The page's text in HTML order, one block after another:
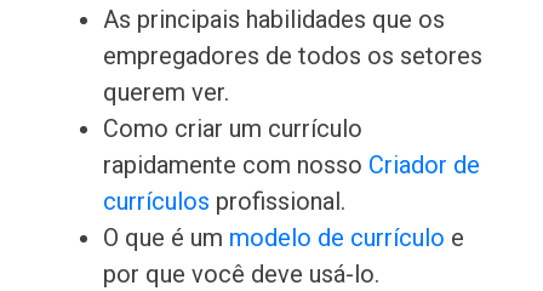
As principais habilidades que os
empregadores de todos os setores
querem ver.
Como criar um currículo
rapidamente com nosso Criador de
currículos profissional.
O que é um modelo de currículo e
por que você deve usá-lo.